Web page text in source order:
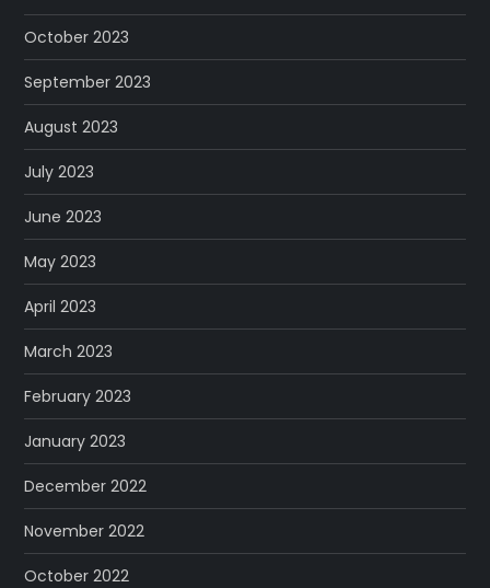
October 2023
September 2023
August 2023
July 2023
June 2023
May 2023
April 2023
March 2023
February 2023
January 2023
December 2022
November 2022
October 2022